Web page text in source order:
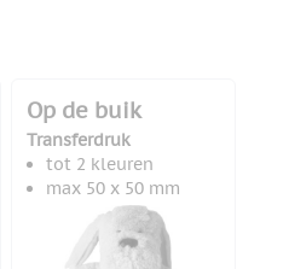
Op de buik
Transferdruk
tot 2 kleuren
max 50 x 50 mm